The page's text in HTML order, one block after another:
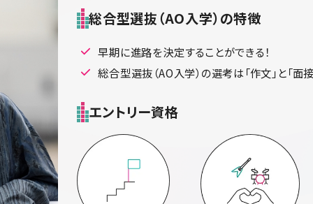
総合型選抜（AO入学）の特徴
早期に進路を決定することができる！
総合型選抜（AO入学）の選考は「作文」と「面
エントリー資格